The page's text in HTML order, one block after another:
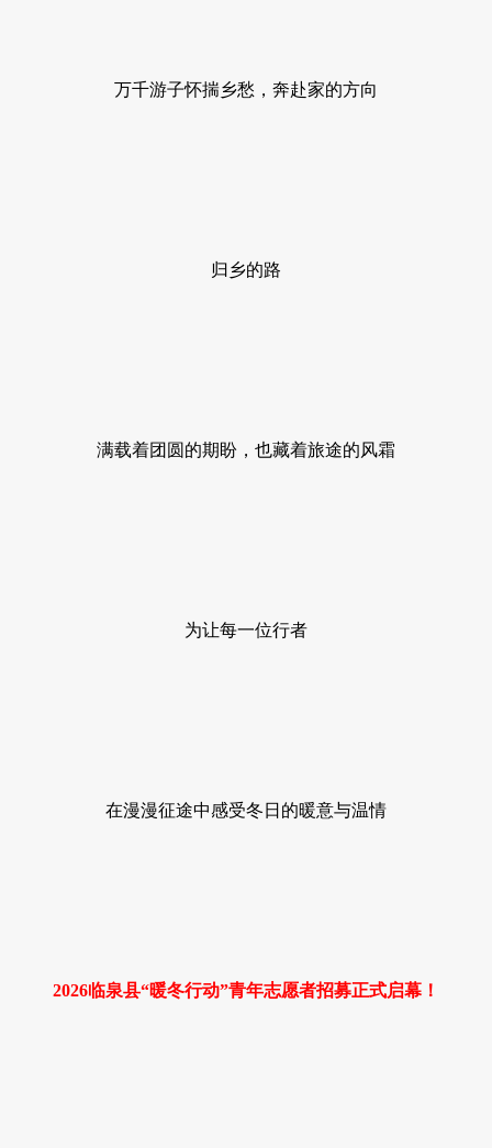
万千游子怀揣乡愁，奔赴家的方向
归乡的路
满载着团圆的期盼，也藏着旅途的风霜
为让每一位行者
在漫漫征途中感受冬日的暖意与温情
2026临泉县“暖冬行动”青年志愿者招募正式启幕！